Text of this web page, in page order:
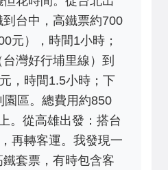
台中，高鐵票約700
元），時間1小時；
灣好行埔里線）到
，時間1.5小時；下
園區。總費用約850
。從高雄出發：搭台
再轉客運。我發現一
套票，有時包含客